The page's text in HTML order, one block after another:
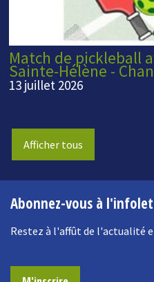
Match de pickleball
Sainte-Hélène -
13 juillet 2026
Afficher tous
Abonnez-vous à
Restez à l'affût de l'actualité